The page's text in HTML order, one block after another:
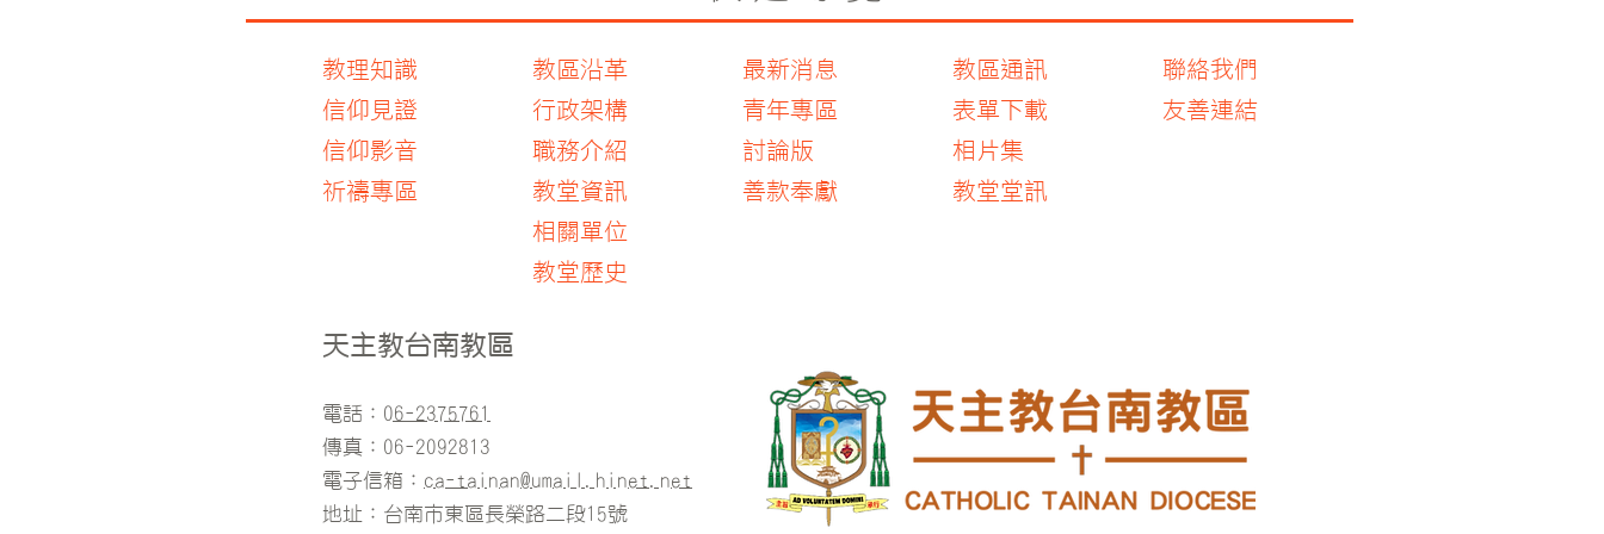
教理知識
信仰見證
信仰影音
​祈禱專區
教區沿革
行政架構
職務介紹
教堂資訊
​相關單位
​教堂歷史
最新消息
青年專區
討論版
善款奉獻
教區通訊
表單下載
相片集
教堂堂訊
聯絡我們
友善連結
天主教台南教區
電話： 06-2375761
傳真：06-2092813
電子信箱： ca-tainan@umail.hinet.net
地址：台南市東區長榮路二段15號